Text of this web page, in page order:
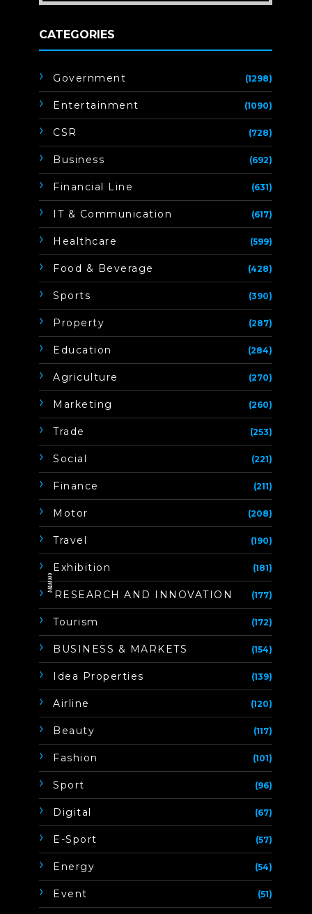
CATEGORIES
Government (1298)
Entertainment (1090)
CSR (728)
Business (692)
Financial Line (631)
IT & Communication (617)
Healthcare (599)
Food & Beverage (428)
Sports (390)
Property (287)
Education (284)
Agriculture (270)
Marketing (260)
Trade (253)
Social (221)
Finance (211)
Motor (208)
Travel (190)
Exhibition (181)
ิิีิิิิิRESEARCH AND INNOVATION (177)
Tourism (172)
BUSINESS & MARKETS (154)
Idea Properties (139)
Airline (120)
Beauty (117)
Fashion (101)
Sport (96)
Digital (67)
E-Sport (57)
Energy (54)
Event (51)